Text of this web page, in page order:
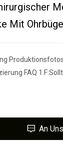
Mit
FAQ
An